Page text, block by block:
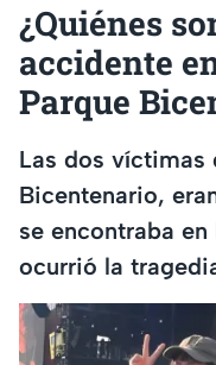
¿Quiénes
accidente
Parque
Las dos víctimas
Bicentenario,
se encontraba
ocurrió la